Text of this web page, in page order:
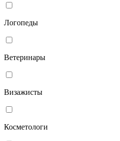
Логопеды
Ветеринары
Визажисты
Косметологи